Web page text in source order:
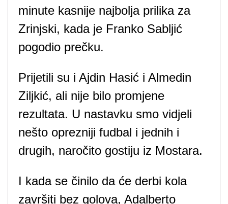
minute kasnije najbolja prilika za
Zrinjski, kada je Franko Sabljić
pogodio prečku.
Prijetili su i Ajdin Hasić i Almedin
Ziljkić, ali nije bilo promjene
rezultata. U nastavku smo vidjeli
nešto oprezniji fudbal i jednih i
drugih, naročito gostiju iz Mostara.
I kada se činilo da će derbi kola
završiti bez golova, Adalberto